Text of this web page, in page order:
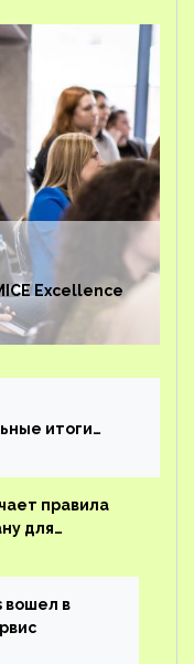
Excellence
итоги
правила
для
вошел в